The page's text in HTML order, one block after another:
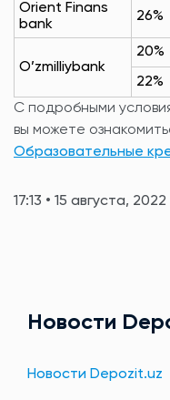
Orient Finans
bank
26%
O’zmilliybank
20%
22%
С подробными
вы можете
Образовательные
17:13 • 15 августа, 2022
Новости
Новости Depozit.uz